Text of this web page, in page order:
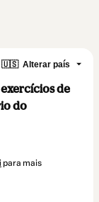
🇺🇸 Alterar país
de
do
para mais